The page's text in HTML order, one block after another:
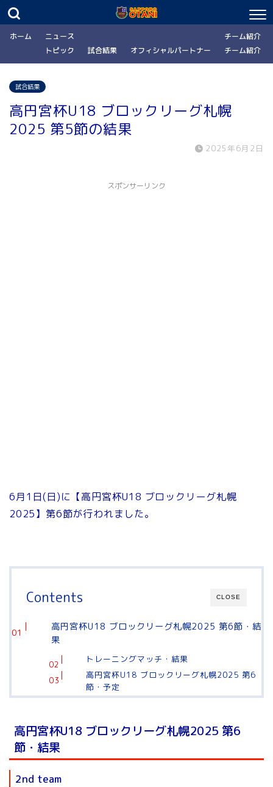
ホーム
ニュース
トピック
試合結果 オフィシャルパートナー
チーム紹介
チーム紹介
試合結果
高円宮杯U18 ブロックリーグ札幌
2025 第5節の結果
2025年6月2日
スポンサーリンク
6月1日(日)に【高円宮杯U18 ブロックリーグ札幌
2025】第6節が行われました。
CLOSE
Contents
高円宮杯U18 ブロックリーグ札幌2025 第6節・結
果
トレーニングマッチ・結果
高円宮杯U18 ブロックリーグ札幌2025 第6
節・予定
高円宮杯U18 ブロックリーグ札幌2025 第6
節・結果
2nd team